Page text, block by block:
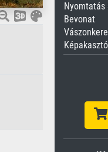
Bevonat
Képakasztó